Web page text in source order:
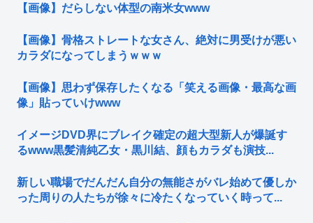
【画像】だらしない体型の南米女www
【画像】骨格ストレートな女さん、絶対に男受けが悪い
カラダになってしまうｗｗｗ
【画像】思わず保存したくなる「笑える画像・最高な画
像」貼っていけwww
イメージDVD界にブレイク確定の超大型新人が爆誕す
るwww黒髪清純乙女・黒川結、顔もカラダも演技...
新しい職場でだんだん自分の無能さがバレ始めて優しか
った周りの人たちが徐々に冷たくなっていく時って...